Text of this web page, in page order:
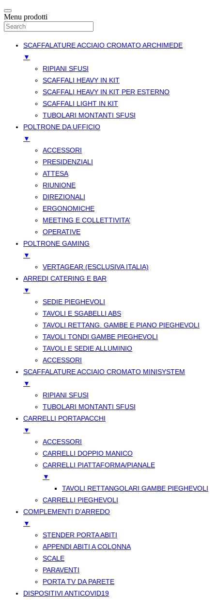
Menu prodotti
SCAFFALATURE ACCIAIO CROMATO ARCHIMEDE
▼
RIPIANI SFUSI
SCAFFALI HEAVY IN KIT
SCAFFALI HEAVY IN KIT PER ESTERNO
SCAFFALI LIGHT IN KIT
TUBOLARI MONTANTI SFUSI
POLTRONE DA UFFICIO
▼
ACCESSORI
PRESIDENZIALI
ATTESA
RIUNIONE
DIREZIONALI
ERGONOMICHE
MEETING E COLLETTIVITA’
OPERATIVE
POLTRONE GAMING
▼
VERTAGEAR (ESCLUSIVA ITALIA)
ARREDI CATERING E BAR
▼
SEDIE PIEGHEVOLI
TAVOLI E SGABELLI ABS
TAVOLI RETTANG. GAMBE E PIANO PIEGHEVOLI
TAVOLI TONDI GAMBE PIEGHEVOLI
TAVOLI E SEDIE ALLUMINIO
ACCESSORI
SCAFFALATURE ACCIAIO CROMATO MINISYSTEM
▼
RIPIANI SFUSI
TUBOLARI MONTANTI SFUSI
CARRELLI PORTAPACCHI
▼
ACCESSORI
CARRELLI DOPPIO MANICO
CARRELLI PIATTAFORMA/PIANALE
▼
TAVOLI RETTANGOLARI GAMBE PIEGHEVOLI
CARRELLI PIEGHEVOLI
COMPLEMENTI D’ARREDO
▼
STENDER PORTA ABITI
APPENDI ABITI A COLONNA
SCALE
PARAVENTI
PORTA TV DA PARETE
DISPOSITIVI ANTICOVID19